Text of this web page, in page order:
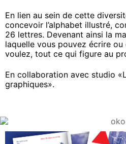
En lien au sein de cette
concevoir l’alphabet illustré,
26 lettres. Devenant ainsi la
laquelle vous pouvez écrire
voulez, tout ce qui figure au
En collaboration avec studio
graphiques».